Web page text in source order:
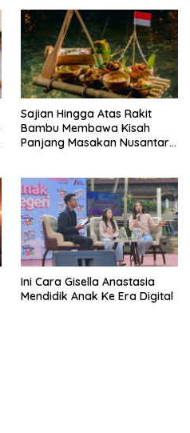
Sajian Hingga Atas Rakit
Bambu Membawa Kisah
Panjang Masakan Nusantara
Ini Cara Gisella Anastasia
Mendidik Anak Ke Era Digital